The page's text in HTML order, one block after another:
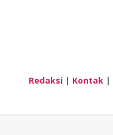
Redaksi | Kontak |